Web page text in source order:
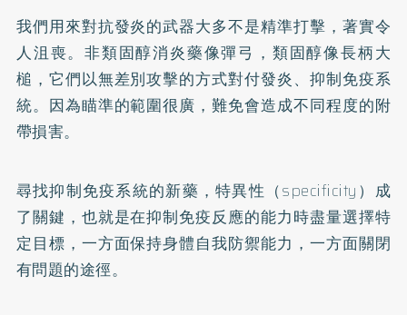
我們用來對抗發炎的武器大多不是精準打擊，著實令
人沮喪。非類固醇消炎藥像彈弓，類固醇像長柄大
槌，它們以無差別攻擊的方式對付發炎、抑制免疫系
統。因為瞄準的範圍很廣，難免會造成不同程度的附
帶損害。
尋找抑制免疫系統的新藥，特異性（specificity）成
了關鍵，也就是在抑制免疫反應的能力時盡量選擇特
定目標，一方面保持身體自我防禦能力，一方面關閉
有問題的途徑。